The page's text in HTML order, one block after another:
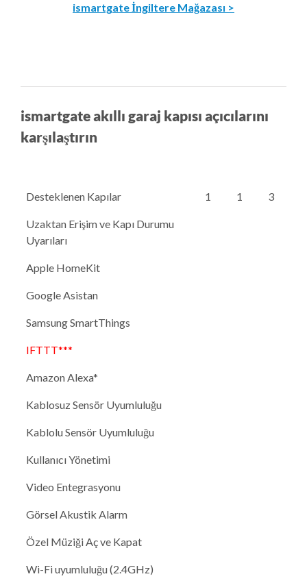
ismartgate İngiltere Mağazası >
ismartgate akıllı garaj kapısı açıcılarını
karşılaştırın
Desteklenen Kapılar 1 1 3
Uzaktan Erişim ve Kapı Durumu
Uyarıları
Apple HomeKit
Google Asistan
Samsung SmartThings
IFTTT***
Amazon Alexa*
Kablosuz Sensör Uyumluluğu
Kablolu Sensör Uyumluluğu
Kullanıcı Yönetimi
Video Entegrasyonu
Görsel Akustik Alarm
Özel Müziği Aç ve Kapat
Wi-Fi uyumluluğu (2.4GHz)